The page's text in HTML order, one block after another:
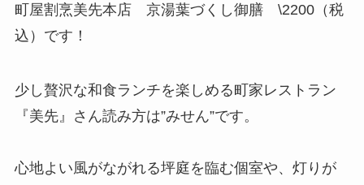
町屋割烹美先本店 京湯葉づくし御膳 \2200（税
込）です！
少し贅沢な和食ランチを楽しめる町家レストラン
『美先』さん読み方は”みせん”です。
心地よい風がながれる坪庭を臨む個室や、灯りが